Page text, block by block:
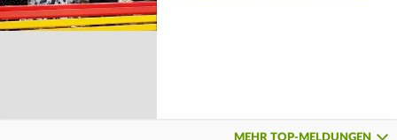
MEHR TOP-MELDUNGEN